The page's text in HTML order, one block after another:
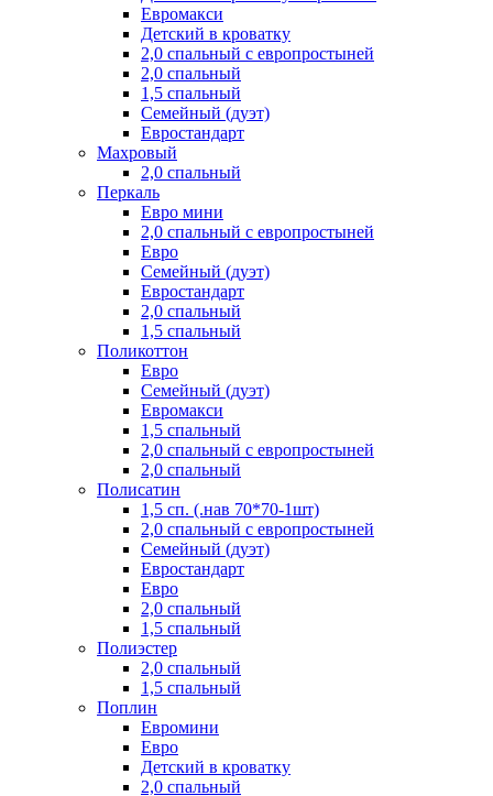
Евромакси
Детский в кроватку
2,0 спальный с европростыней
2,0 спальный
1,5 спальный
Семейный (дуэт)
Евростандарт
Махровый
2,0 спальный
Перкаль
Евро мини
2,0 спальный с европростыней
Евро
Семейный (дуэт)
Евростандарт
2,0 спальный
1,5 спальный
Поликоттон
Евро
Семейный (дуэт)
Евромакси
1,5 спальный
2,0 спальный с европростыней
2,0 спальный
Полисатин
1,5 сп. (.нав 70*70-1шт)
2,0 спальный с европростыней
Семейный (дуэт)
Евростандарт
Евро
2,0 спальный
1,5 спальный
Полиэстер
2,0 спальный
1,5 спальный
Поплин
Евромини
Евро
Детский в кроватку
2,0 спальный